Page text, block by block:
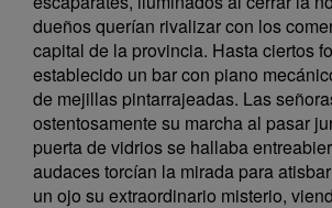
dueños querían rivalizar con los
capital de la provincia. Hasta ciertos
establecido un bar con piano
de mejillas pintarrajeadas. Las
ostentosamente su marcha al pasar
puerta de vidrios se hallaba
audaces torcían la mirada para
un ojo su extraordinario misterio,